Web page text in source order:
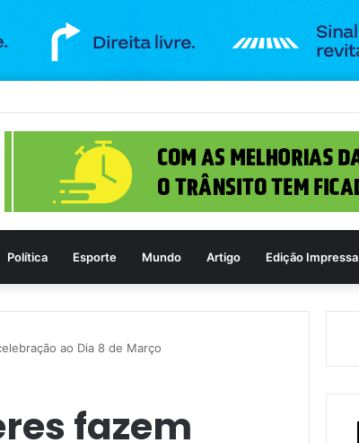
recebe espetáculo teatral gratuito na próxima terça-feira (11)
Política Esporte Mundo Artigo Edição Impressa
ao Dia 8 de Março
fazem